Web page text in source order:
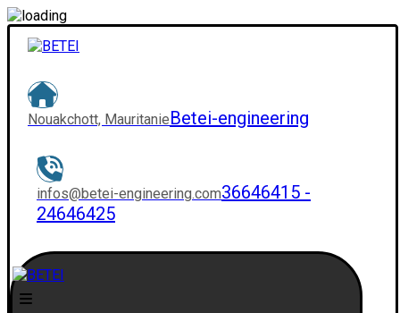
Nouakchott, MauritanieBetei-engineering
infos@betei-engineering.com36646415 -
24646425